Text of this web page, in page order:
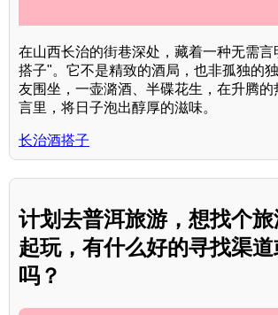
在山西长治的街巷深处，藏着一种无需
搭子"。它不是精致的酒局，也非孤独的
友围坐，一壶潞酒、半碟花生，在升腾
言里，将日子泡出醇厚的滋味。
长治酒搭子
计划去普洱旅游，想找个
起玩，有什么好的寻找渠
吗？